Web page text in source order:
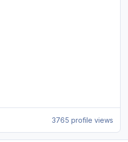
3765 profile views